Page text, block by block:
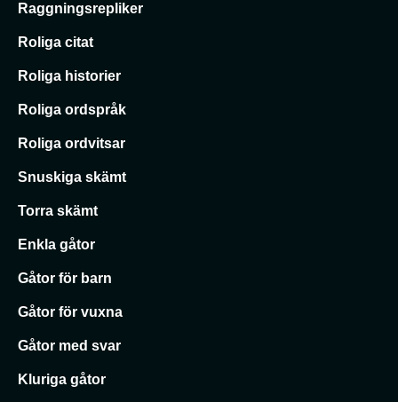
Raggningsrepliker
Roliga citat
Roliga historier
Roliga ordspråk
Roliga ordvitsar
Snuskiga skämt
Torra skämt
Enkla gåtor
Gåtor för barn
Gåtor för vuxna
Gåtor med svar
Kluriga gåtor